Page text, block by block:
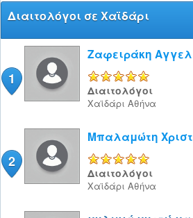
Διαιτολόγοι σε Χαϊδάρι
1
Ζαφειράκη
Διαιτολόγοι
Χαϊδάρι Αθήνα
2
Μπαλαμώτη
Διαιτολόγοι
Χαϊδάρι Αθήνα